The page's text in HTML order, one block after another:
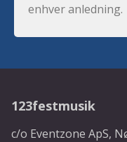
enhver anledning.
123festmusik
c/o Eventzone ApS,